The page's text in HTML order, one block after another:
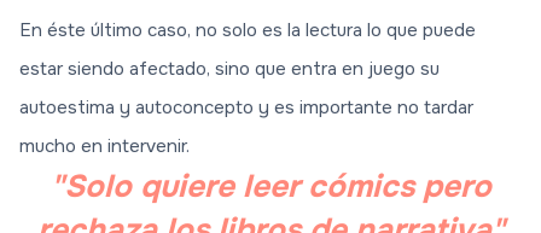
En éste último caso, no solo es la lectura lo que puede
estar siendo afectado, sino que entra en juego su
autoestima y autoconcepto y es importante no tardar
mucho en intervenir.
"Solo quiere leer cómics pero